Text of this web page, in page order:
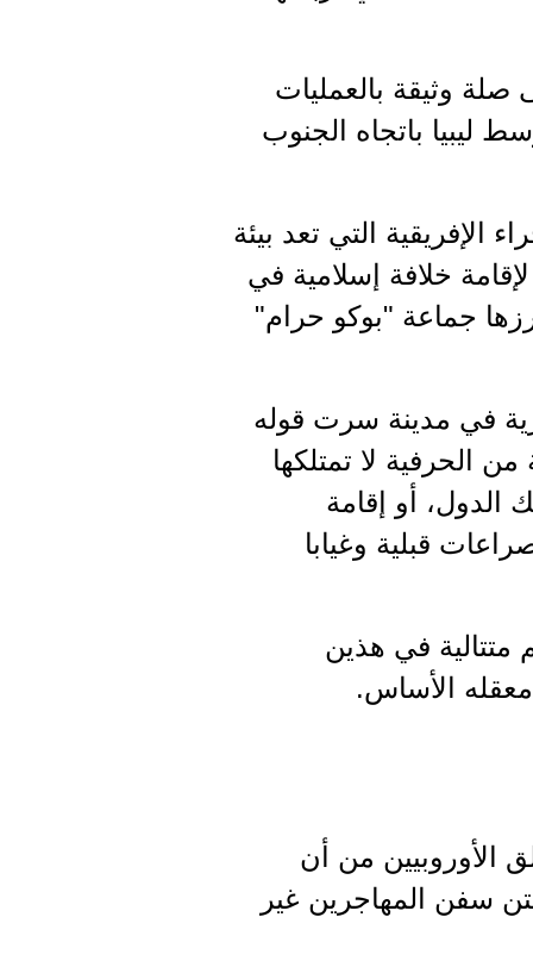
وثيقة بالعمليات
ليبيا باتجاه الجنوب
التي تعد بيئة
خلافة إسلامية في
جماعة "بوكو حرام"
في مدينة سرت قوله
الحرفية لا تمتلكها
أو إقامة
قبلية وغيابا
متتالية في هذين
الأساس.
الأوروبيين من أن
سفن المهاجرين غير